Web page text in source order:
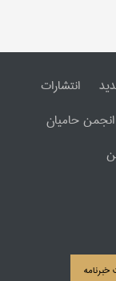
انتشارات
انجمن حامیان
خبرنامه